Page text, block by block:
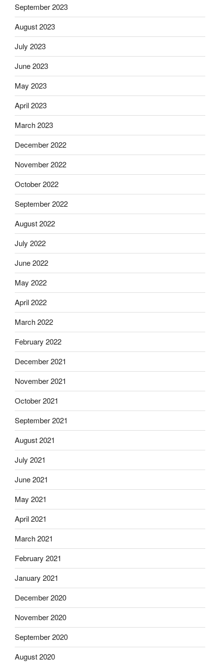
September 2023
August 2023
July 2023
June 2023
May 2023
April 2023
March 2023
December 2022
November 2022
October 2022
September 2022
August 2022
July 2022
June 2022
May 2022
April 2022
March 2022
February 2022
December 2021
November 2021
October 2021
September 2021
August 2021
July 2021
June 2021
May 2021
April 2021
March 2021
February 2021
January 2021
December 2020
November 2020
September 2020
August 2020